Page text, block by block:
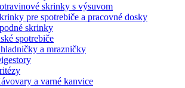
skrinky s výsuvom
pre spotrebiče a pracovné dosky
skrinky
spotrebiče
a mrazničky
a varné kanvice